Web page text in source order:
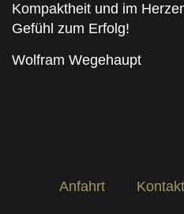
Kompaktheit und im
Gefühl zum Erfolg!
Wolfram Wegehaupt
Anfahrt Kontakt